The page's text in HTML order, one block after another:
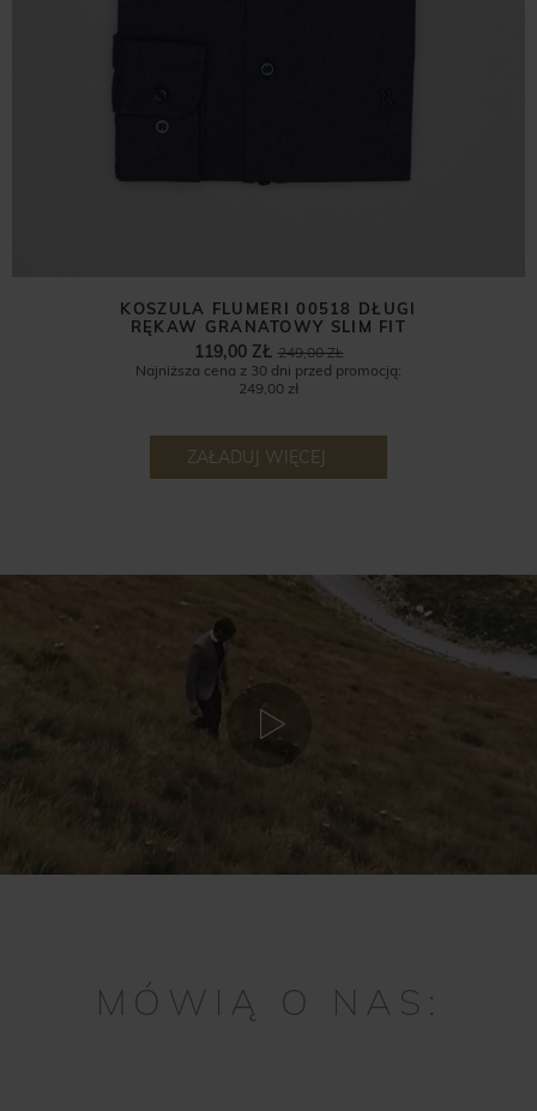
KOSZULA FLUMERI 00518 DŁUGI
RĘKAW GRANATOWY SLIM FIT
249,00 ZŁ
119,00 ZŁ
Najniższa cena z 30 dni przed promocją:
249,00 zł
ZAŁADUJ WIĘCEJ
MÓWIĄ O NAS: